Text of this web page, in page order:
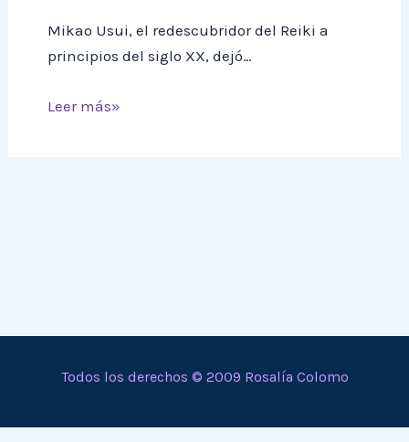
Mikao Usui, el redescubridor del Reiki a
principios del siglo XX, dejó…
Leer más»
Todos los derechos © 2009 Rosalía Colomo